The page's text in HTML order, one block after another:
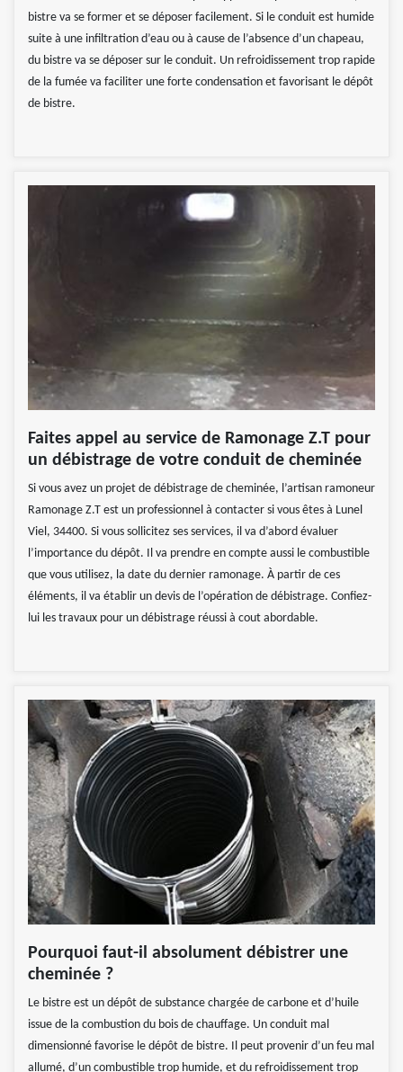
bistre va se former et se déposer facilement. Si le conduit est humide
suite à une infiltration d’eau ou à cause de l’absence d’un chapeau,
du bistre va se déposer sur le conduit. Un refroidissement trop rapide
de la fumée va faciliter une forte condensation et favorisant le dépôt
de bistre.
Faites appel au service de Ramonage Z.T pour
un débistrage de votre conduit de cheminée
Si vous avez un projet de débistrage de cheminée, l’artisan ramoneur
Ramonage Z.T est un professionnel à contacter si vous êtes à Lunel
Viel, 34400. Si vous sollicitez ses services, il va d’abord évaluer
l’importance du dépôt. Il va prendre en compte aussi le combustible
que vous utilisez, la date du dernier ramonage. À partir de ces
éléments, il va établir un devis de l’opération de débistrage. Confiez-
lui les travaux pour un débistrage réussi à cout abordable.
Pourquoi faut-il absolument débistrer une
cheminée ?
Le bistre est un dépôt de substance chargée de carbone et d’huile
issue de la combustion du bois de chauffage. Un conduit mal
dimensionné favorise le dépôt de bistre. Il peut provenir d’un feu mal
allumé, d’un combustible trop humide, et du refroidissement trop